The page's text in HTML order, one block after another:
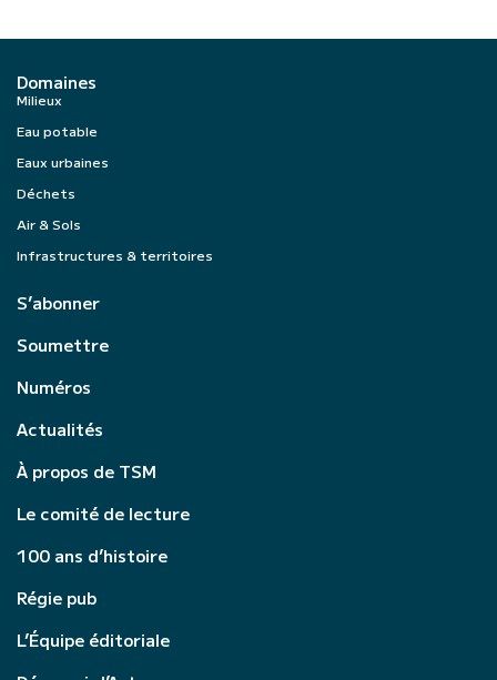
Domaines
Milieux
Eau potable
Eaux urbaines
Déchets
Air & Sols
Infrastructures & territoires
S’abonner
Soumettre
Numéros
Actualités
À propos de TSM
Le comité de lecture
100 ans d’histoire
Régie pub
L’Équipe éditoriale